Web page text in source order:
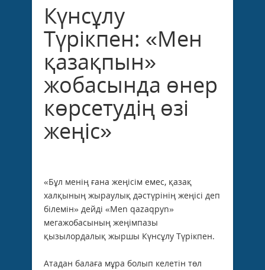
Күнсұлу
Түрікпен: «Мен
қазақпын»
жобасында өнер
көрсетудің өзі
жеңіс»
«Бұл менің ғана жеңісім емес, қазақ
халқының жыраулық дәстүрінің жеңісі деп
білемін» дейді «Men qazaqpyn»
мегажобасының жеңімпазы
қызылордалық жыршы Күнсұлу Түрікпен.
Атадан балаға мұра болып келетін төл